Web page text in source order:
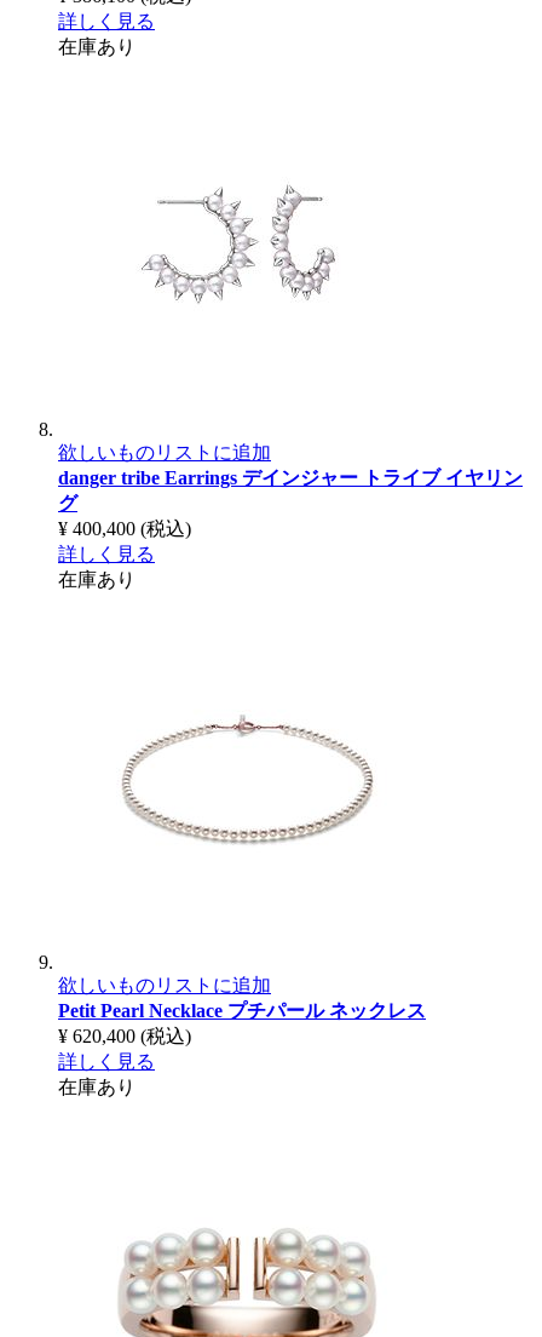
詳しく見る
在庫あり
欲しいものリストに追加
danger tribe Earrings デインジャー トライブ イヤリン
グ
¥ 400,400 (税込)
詳しく見る
在庫あり
欲しいものリストに追加
Petit Pearl Necklace プチパール ネックレス
¥ 620,400 (税込)
詳しく見る
在庫あり